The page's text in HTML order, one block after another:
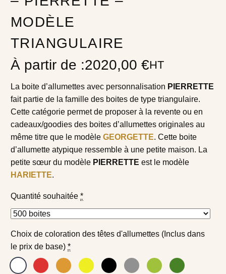
MODÈLE
TRIANGULAIRE
À partir de :2020,00 €HT
La boite d’allumettes avec personnalisation PIERRETTE
fait partie de la famille des boites de type triangulaire.
Cette catégorie permet de proposer à la revente ou en
cadeaux/goodies des boites d’allumettes originales au
même titre que le modèle GEORGETTE. Cette boite
d’allumette atypique ressemble à une petite maison. La
petite sœur du modèle PIERRETTE est le modèle
HARIETTE.
Quantité souhaitée *
Choix de coloration des têtes d'allumettes (Inclus dans
le prix de base) *